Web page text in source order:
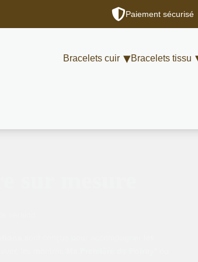
Paiement sécurisé
Bracelets cuir Bracelets tissu